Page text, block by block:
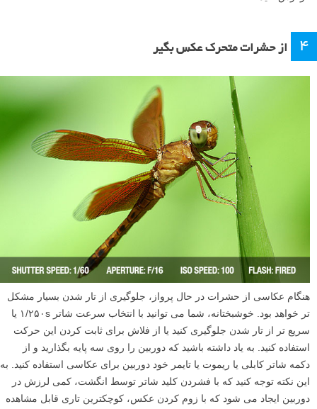
۴ از حشرات متحرک عکس بگیر
هنگام عکاسی از حشرات در حال پرواز، جلوگیری از تار شدن بسیار مشکل
تر خواهد بود. خوشبختانه، شما می توانید با انتخاب سرعت شاتر ۱/۲۵۰s یا
سریع تر از تار شدن جلوگیری کنید یا از فلاش برای ثابت کردن این حرکت
استفاده کنید. به یاد داشته باشید که دوربین را روی سه پایه بگذارید و از
دکمه شاتر کابلی یا ریموت یا تایمر خود دوربین برای عکاسی استفاده کنید. به
این نکته توجه کنید که با فشردن کلید شاتر توسط انگشت، کمی لرزش در
دوربین ایجاد می شود که با زوم کردن عکس، کوچکترین تاری قابل مشاهده